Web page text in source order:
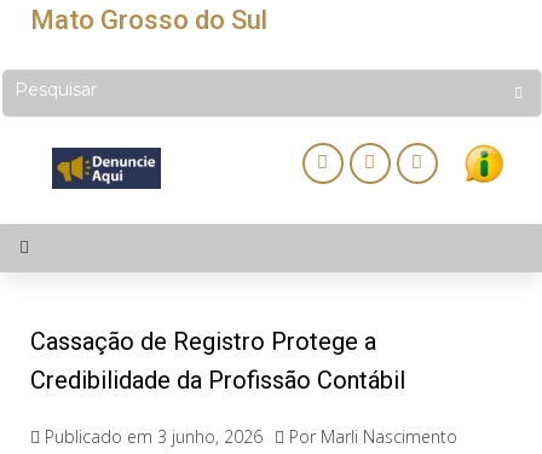
Mato Grosso do Sul
Cassação de Registro Protege a
Credibilidade da Profissão Contábil
Publicado em 3 junho, 2026 Por Marli Nascimento